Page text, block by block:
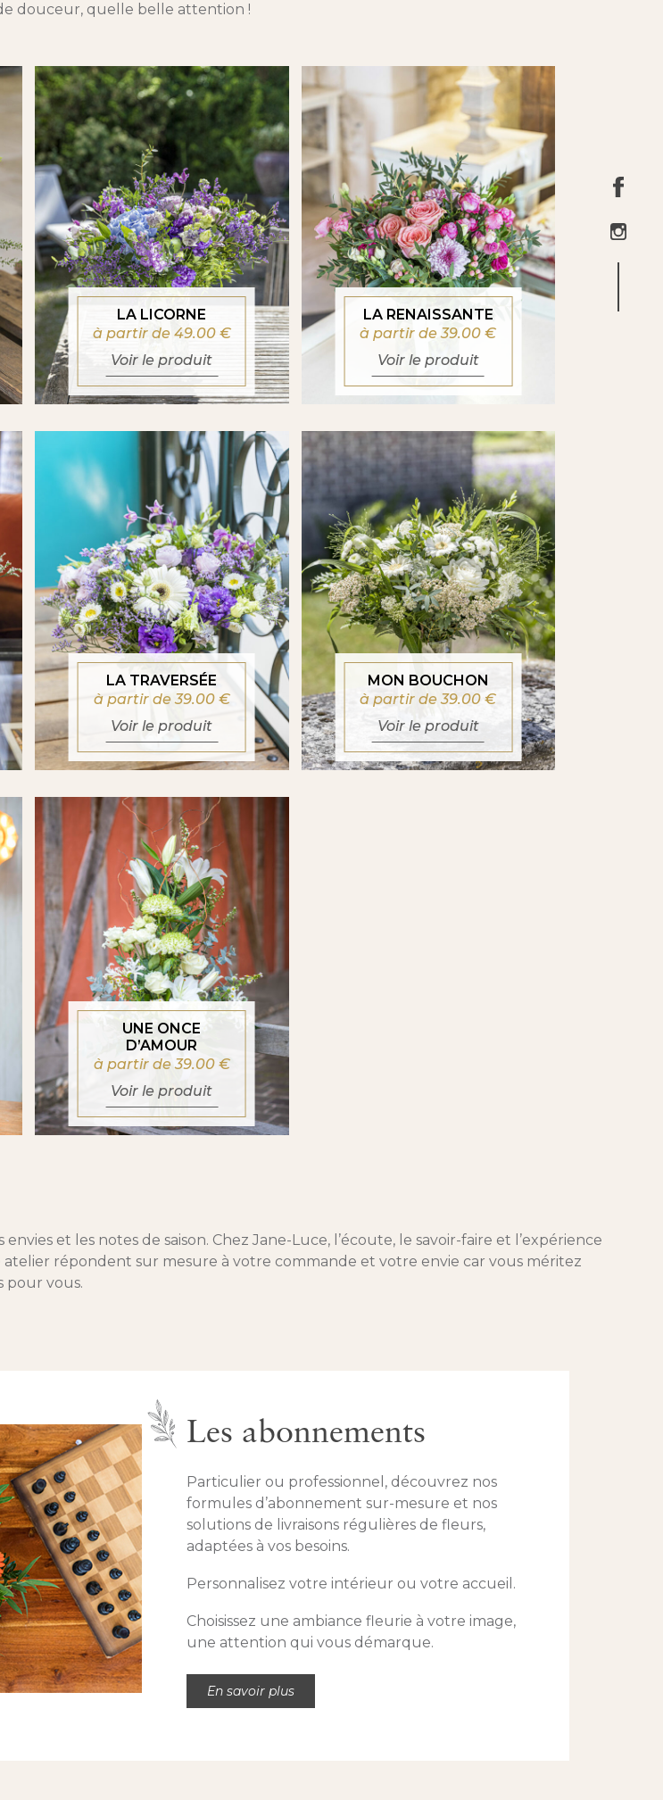
douceur, quelle belle attention !
LA LICORNE
à partir de 49.00 €
Voir le produit
LA RENAISSANTE
à partir de 39.00€
Voir le produit
LA TRAVERSÉE
à partir de 39.00 €
Voir le produit
MON BOUCHON
à partir de 39.00€
Voir le produit
UNE ONCE
D’AMOUR
à partir de 39.00 €
Voir le produit
et les notes de saison. Chez Jane-Luce, l’écoute, le savoir-faire et l’expérience
répondent sur mesure à votre commande et votre envie car vous méritez
pour vous.
Les abonnements
Particulier ou professionnel, découvrez nos
formules d’abonnement sur-mesure et nos
solutions de livraisons régulières de fleurs,
adaptées à vos besoins.
Personnalisez votre intérieur ou votre accueil.
Choisissez une ambiance fleurie à votre image,
une attention qui vous démarque.
En savoir plus